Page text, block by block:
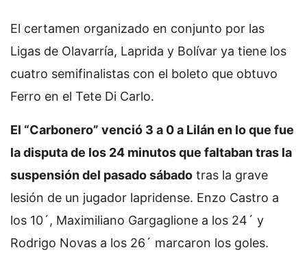
El certamen organizado en conjunto por las
Ligas de Olavarría, Laprida y Bolívar ya tiene los
cuatro semifinalistas con el boleto que obtuvo
Ferro en el Tete Di Carlo.
El “Carbonero” venció 3 a 0 a Lilán en lo que fue
la disputa de los 24 minutos que faltaban tras la
suspensión del pasado sábado tras la grave
lesión de un jugador lapridense. Enzo Castro a
los 10´, Maximiliano Gargaglione a los 24´ y
Rodrigo Novas a los 26´ marcaron los goles.